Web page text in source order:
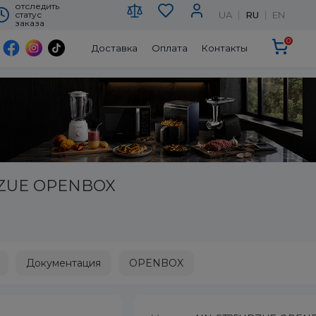
отследить
статус
заказа
UA RU EN
Доставка Оплата Контакты
0
OPENBOX
Документация OPENBOX